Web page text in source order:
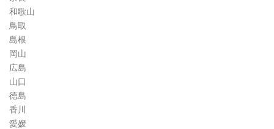
和歌山
鳥取
島根
岡山
広島
山口
徳島
香川
愛媛